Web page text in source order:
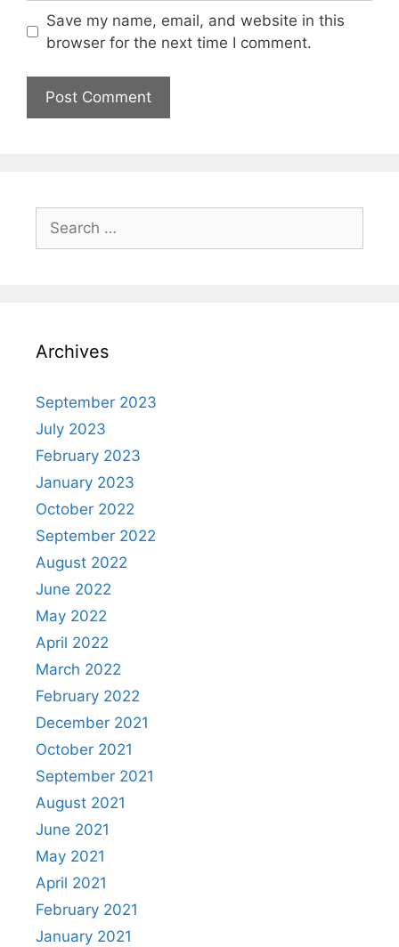
Save my name, email, and website in this
browser for the next time I comment.
Archives
September 2023
July 2023
February 2023
January 2023
October 2022
September 2022
August 2022
June 2022
May 2022
April 2022
March 2022
February 2022
December 2021
October 2021
September 2021
August 2021
June 2021
May 2021
April 2021
February 2021
January 2021